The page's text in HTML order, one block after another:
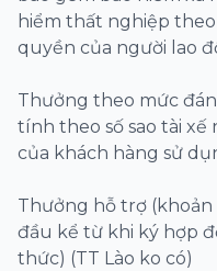
hiểm thất nghiệp
quyền của người lao
Thưởng theo mức
tính theo số sao tài
của khách hàng sử
Thưởng hỗ trợ
đầu kể từ khi ký hợp
thức) (TT Lào ko có)